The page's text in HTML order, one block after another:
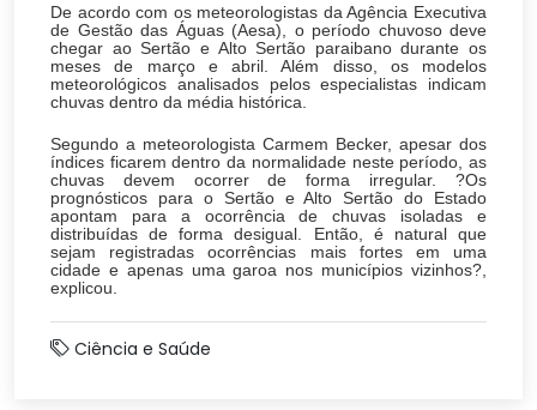
De acordo com os meteorologistas da Agência Executiva
de Gestão das Águas (Aesa), o período chuvoso deve
chegar ao Sertão e Alto Sertão paraibano durante os
meses de março e abril. Além disso, os modelos
meteorológicos analisados pelos especialistas indicam
chuvas dentro da média histórica.
Segundo a meteorologista Carmem Becker, apesar dos
índices ficarem dentro da normalidade neste período, as
chuvas devem ocorrer de forma irregular. ?Os
prognósticos para o Sertão e Alto Sertão do Estado
apontam para a ocorrência de chuvas isoladas e
distribuídas de forma desigual. Então, é natural que
sejam registradas ocorrências mais fortes em uma
cidade e apenas uma garoa nos municípios vizinhos?,
explicou.
Ciência e Saúde